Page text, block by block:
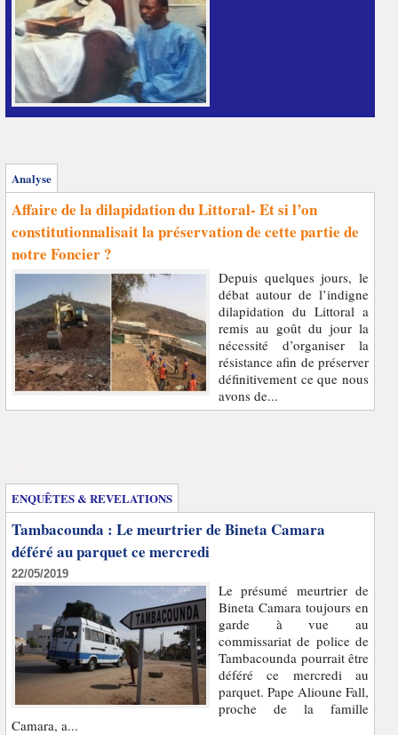
Analyse
Affaire de la dilapidation du Littoral- Et si l’on
constitutionnalisait la préservation de cette partie de
notre Foncier ?
Depuis quelques jours, le
débat autour de l’indigne
dilapidation du Littoral a
remis au goût du jour la
nécessité d’organiser la
résistance afin de préserver
définitivement ce que nous
avons de...
ENQUÊTES & REVELATIONS
Tambacounda : Le meurtrier de Bineta Camara
déféré au parquet ce mercredi
22/05/2019
Le présumé meurtrier de
Bineta Camara toujours en
garde à vue au
commissariat de police de
Tambacounda pourrait être
déféré ce mercredi au
parquet. Pape Alioune Fall,
proche de la famille
Camara, a...